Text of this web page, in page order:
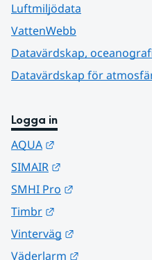
Luftmiljödata
VattenWebb
Datavärdskap,
Datavärdskap för
Logga in
AQUA
SIMAIR
SMHI Pro
Timbr
Vinterväg
Väderlarm